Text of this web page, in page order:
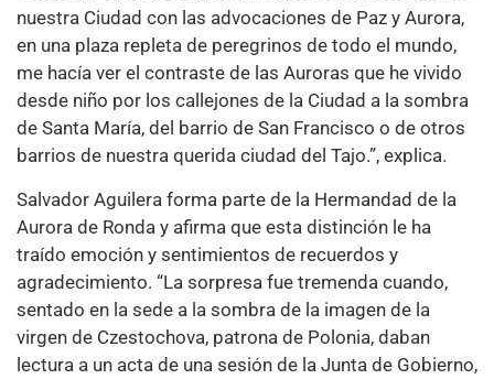
nuestra Ciudad con las advocaciones de Paz y Aurora,
en una plaza repleta de peregrinos de todo el mundo,
me hacía ver el contraste de las Auroras que he vivido
desde niño por los callejones de la Ciudad a la sombra
de Santa María, del barrio de San Francisco o de otros
barrios de nuestra querida ciudad del Tajo.”, explica.
Salvador Aguilera forma parte de la Hermandad de la
Aurora de Ronda y afirma que esta distinción le ha
traído emoción y sentimientos de recuerdos y
agradecimiento. “La sorpresa fue tremenda cuando,
sentado en la sede a la sombra de la imagen de la
virgen de Czestochova, patrona de Polonia, daban
lectura a un acta de una sesión de la Junta de Gobierno,